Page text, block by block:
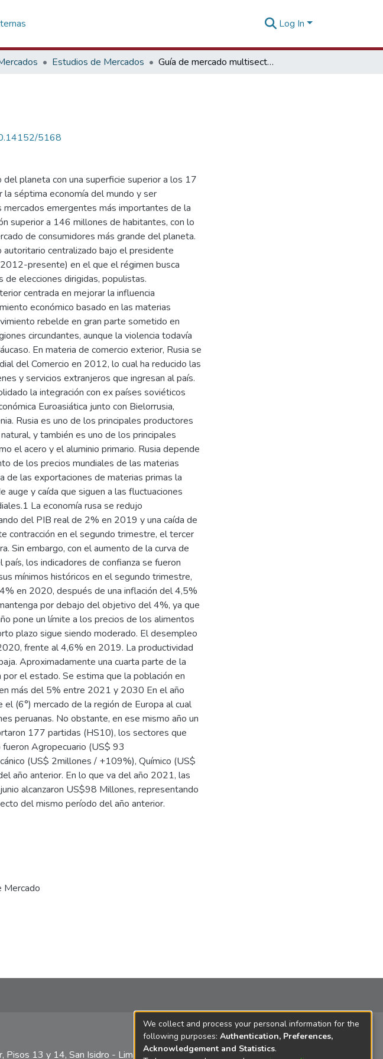
Log In
Estudios de Mercados Guía de mercado multisectorial Rusia
5168
planeta con una superficie superior a los 17
séptima economía del mundo y ser
mercados emergentes más importantes de la
superior a 146 millones de habitantes, con lo
de consumidores más grande del planeta.
autoritario centralizado bajo el presidente
presente) en el que el régimen busca
elecciones dirigidas, populistas.
centrada en mejorar la influencia
económico basado en las materias
rebelde en gran parte sometido en
circundantes, aunque la violencia todavía
En materia de comercio exterior, Rusia se
del Comercio en 2012, lo cual ha reducido las
y servicios extranjeros que ingresan al país.
la integración con ex países soviéticos
Euroasiática junto con Bielorrusia,
Rusia es uno de los principales productores
y también es uno de los principales
el acero y el aluminio primario. Rusia depende
de los precios mundiales de las materias
de las exportaciones de materias primas la
auge y caída que siguen a las fluctuaciones
La economía rusa se redujo
del PIB real de 2% en 2019 y una caída de
contracción en el segundo trimestre, el tercer
Sin embargo, con el aumento de la curva de
los indicadores de confianza se fueron
mínimos históricos en el segundo trimestre,
en 2020, después de una inflación del 4,5%
por debajo del objetivo del 4%, ya que
pone un límite a los precios de los alimentos
plazo sigue siendo moderado. El desempleo
frente al 4,6% en 2019. La productividad
Aproximadamente una cuarta parte de la
el estado. Se estima que la población en
más del 5% entre 2021 y 2030 En el año
(6°) mercado de la región de Europa al cual
peruanas. No obstante, en ese mismo año un
177 partidas (HS10), los sectores que
Agropecuario (US$ 93
(US$ 2millones / +109%), Químico (US$
año anterior. En lo que va del año 2021, las
alcanzaron US$98 Millones, representando
del mismo período del año anterior.
Mercado
13 y 14, San Isidro - Lima
We collect and process your personal information for the
following purposes: Authentication, Preferences,
Acknowledgement and Statistics.